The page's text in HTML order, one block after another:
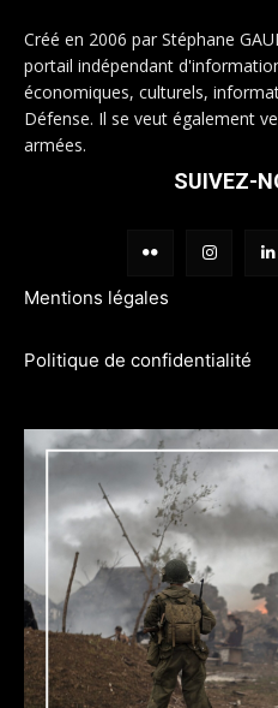
Créé en 2006 par Stéphane
portail indépendant
économiques, culturels,
Défense. Il se veut également
armées.
SUIVEZ-
Mentions légales
Politique de confidentialité